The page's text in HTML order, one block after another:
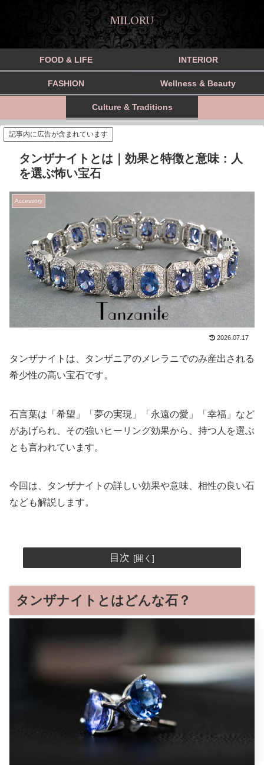
MILORU
FOOD & LIFE INTERIOR
FASHION Wellness & Beauty
Culture & Traditions
記事内に広告が含まれています
タンザナイトとは｜効果と特徴と意味：人
を選ぶ怖い宝石
Accessory
2026.07.17
タンザナイトは、タンザニアのメレラニでのみ産出される
希少性の高い宝石です。
石言葉は「希望」「夢の実現」「永遠の愛」「幸福」など
があげられ、その強いヒーリング効果から、持つ人を選ぶ
とも言われています。
今回は、タンザナイトの詳しい効果や意味、相性の良い石
なども解説します。
目次
タンザナイトとはどんな石？